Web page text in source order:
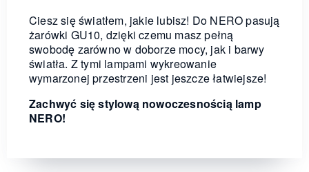
Ciesz się światłem, jakie lubisz! Do NERO pasują
żarówki GU10, dzięki czemu masz pełną
swobodę zarówno w doborze mocy, jak i barwy
światła. Z tymi lampami wykreowanie
wymarzonej przestrzeni jest jeszcze łatwiejsze!
Zachwyć się stylową nowoczesnością lamp
NERO!